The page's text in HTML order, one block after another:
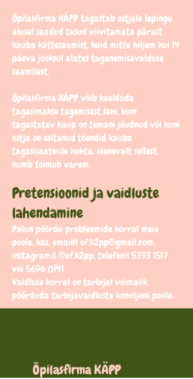
Õpilasfirma KÄPP tagastab ostjale lepingu
alusel saadud tasud viivitamata pärast
kauba kättesaamist, kuid mitte hiljem kui 14
päeva jooksul alates taganemisavalduse
saamisest.
Õpilasfirma KÄPP võib keelduda
tagasimakse tegemisest seni, kuni
tagastatav kaup on temani jõudnud või kuni
ostja on esitanud tõendid kauba
tagasisaatmise kohta, olenevalt sellest,
kumb toimub varem.
Pretensioonid ja vaidluste
lahendamine
Palun pöördu probleemide korral meie
poole, kas, emailil of.k2pp@gmail.com,
instagramis @of.k2pp, telefonil 5393 1517
või 5696 0141
Vaidluse korral on tarbijal võimalik
pöörduda tarbijavaidluste komisjoni poole.
Õpilasfirma KÄPP